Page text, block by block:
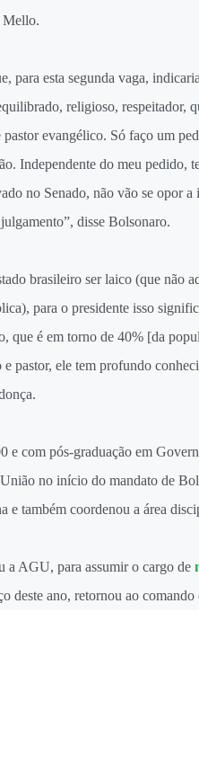
Mello.
para esta segunda vaga,
religioso, respeitador,
evangélico. Só faço um
Independente do meu pedido,
no Senado, não vão se opor
disse Bolsonaro.
brasileiro ser laico (que não
para o presidente isso
que é em torno de 40% [da
pastor, ele tem profundo
e com pós-graduação em
no início do mandato de
e também coordenou a área
a AGU, para assumir o cargo de
deste ano, retornou ao